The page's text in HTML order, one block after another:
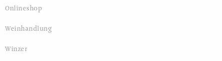
Onlineshop
Weinhandlung
Winzer